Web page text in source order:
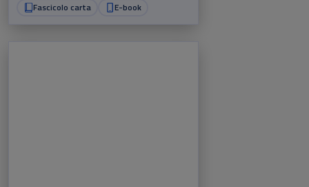
Fascicolo carta E-book